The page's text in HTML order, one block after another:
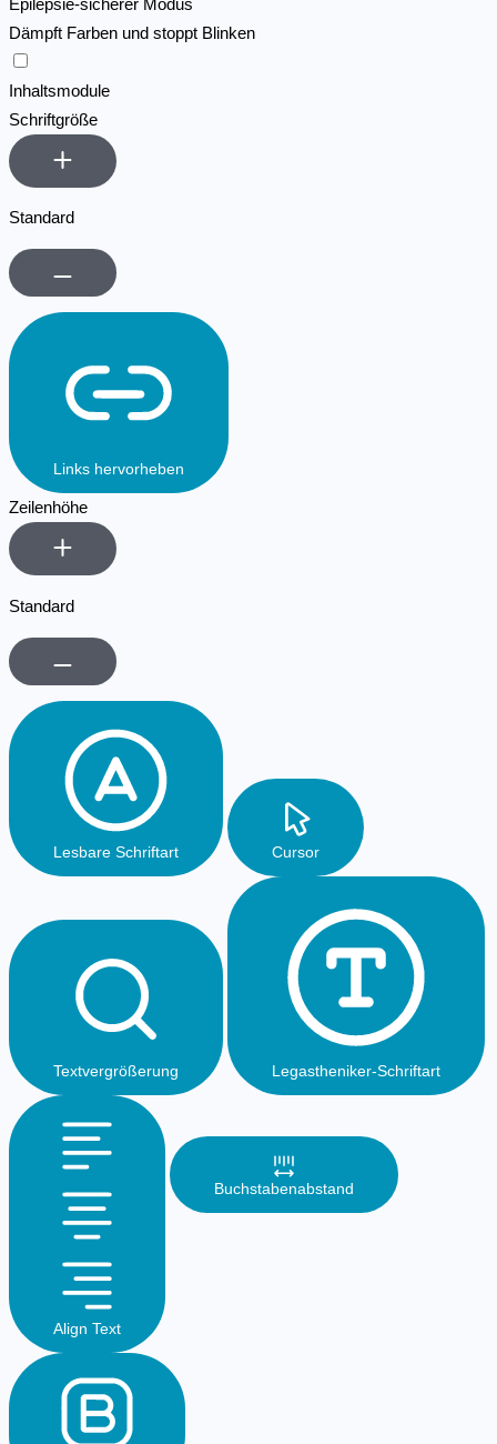
Epilepsie-sicherer Modus
Dämpft Farben und stoppt Blinken
Inhaltsmodule
Schriftgröße
Standard
Links hervorheben
Zeilenhöhe
Standard
Lesbare Schriftart Cursor
Textvergrößerung Legastheniker-Schriftart
Align Text
Buchstabenabstand